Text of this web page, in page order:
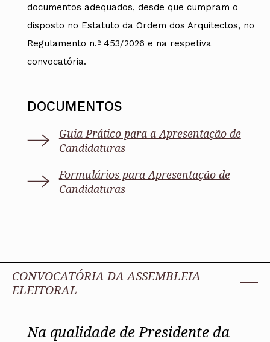
documentos adequados, desde que cumpram o
disposto no Estatuto da Ordem dos Arquitectos, no
Regulamento n.º 453/2026 e na respetiva
convocatória.
DOCUMENTOS
Guia Prático para a Apresentação de
Candidaturas
Formulários para Apresentação de
Candidaturas
CONVOCATÓRIA DA ASSEMBLEIA
ELEITORAL
Na qualidade de Presidente da